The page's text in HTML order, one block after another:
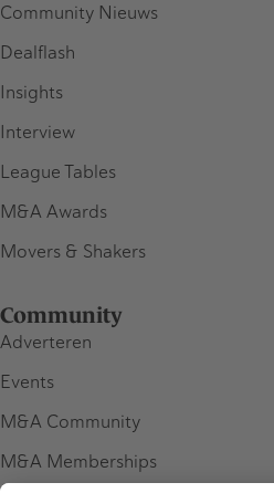
Community Nieuws
Dealflash
Insights
Interview
League Tables
M&A Awards
Movers & Shakers
Community
Adverteren
Events
M&A Community
M&A Memberships